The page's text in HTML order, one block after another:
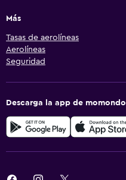
Más
Tasas de aerolíneas
Aerolíneas
Seguridad
Descarga la app de momondo